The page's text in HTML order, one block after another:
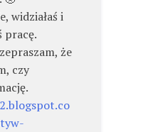
widziałaś i
pracę.
że
czy